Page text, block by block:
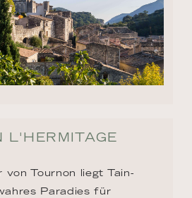
L'HERMITAGE
von Tournon liegt Tain-
Paradies für